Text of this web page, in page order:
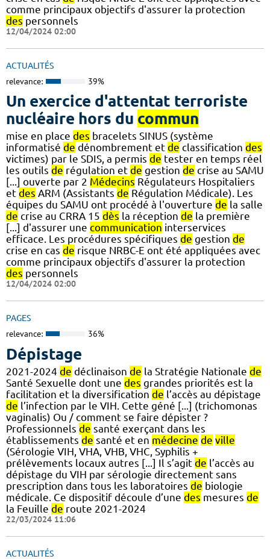
comme principaux objectifs d'assurer la protection
des personnels
12/04/2024 02:00
ACTUALITÉS
relevance: 39%
Un exercice d'attentat terroriste
nucléaire hors du commun
mise en place des bracelets SINUS (système
informatisé de dénombrement et de classification des
victimes) par le SDIS, a permis de tester en temps réel
les outils de régulation et de gestion de crise au SAMU
[...] ouverte par 2 Médecins Régulateurs Hospitaliers
et des ARM (Assistants de Régulation Médicale). Les
équipes du SAMU ont procédé à l'ouverture de la salle
de crise au CRRA 15 dès la réception de la première
[...] d'assurer une communication interservices
efficace. Les procédures spécifiques de gestion de
crise en cas de risque NRBC-E ont été appliquées avec
comme principaux objectifs d'assurer la protection
des personnels
12/04/2024 02:00
PAGES
relevance: 36%
Dépistage
2021-2024 de déclinaison de la Stratégie Nationale de
Santé Sexuelle dont une des grandes priorités est la
facilitation et la diversification de l’accès au dépistage
de l’infection par le VIH. Cette géné [...] (trichomonas
vaginalis) Ou / comment se faire dépister ?
Professionnels de santé exerçant dans les
établissements de santé et en médecine de ville
(Sérologie VIH, VHA, VHB, VHC, Syphilis +
prélèvements locaux autres [...] Il s’agit de l’accès au
dépistage du VIH par sérologie directement sans
prescription dans tous les laboratoires de biologie
médicale. Ce dispositif découle d’une des mesures de
la Feuille de route 2021-2024
22/03/2024 11:06
ACTUALITÉS